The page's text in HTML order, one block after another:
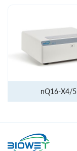
nQ16-X4/5